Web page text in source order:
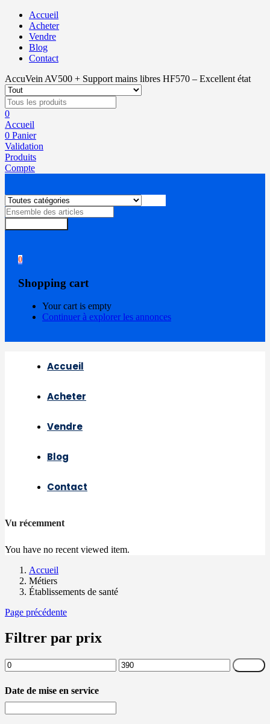
Accueil
Acheter
Vendre
Blog
Contact
AccuVein AV500 + Support mains libres HF570 – Excellent état
0
Accueil
0 Panier
Validation
Produits
Compte
0
Shopping cart
Your cart is empty
Continuer à explorer les annonces
Accueil
Acheter
Vendre
Blog
Contact
Vu récemment
You have no recent viewed item.
Accueil
Métiers
Établissements de santé
Page précédente
Filtrer par prix
Prix
min
Prix
max
Date de mise en service